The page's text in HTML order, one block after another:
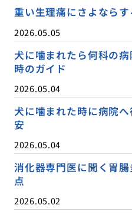
重い生理痛にさよなら
2026.05.05
犬に噛まれたら何科の
時のガイド
2026.05.04
犬に噛まれた時に病院
安
2026.05.04
消化器専門医に聞く胃
点
2026.05.02